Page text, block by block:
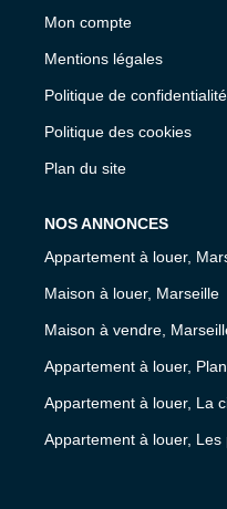
Mon compte
Mentions légales
Politique de confidentialité
Politique des cookies
Plan du site
NOS ANNONCES
Appartement à louer,
Maison à louer, Marseille
Maison à vendre,
Appartement à louer,
Appartement à louer, La
Appartement à louer,